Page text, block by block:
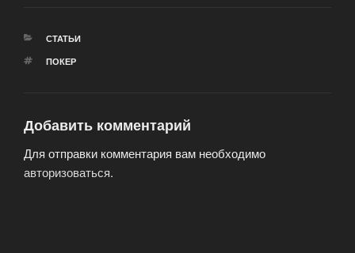
РУБРИКИ
СТАТЬИ
МЕТКИ
ПОКЕР
Добавить комментарий
Для отправки комментария вам необходимо
авторизоваться.